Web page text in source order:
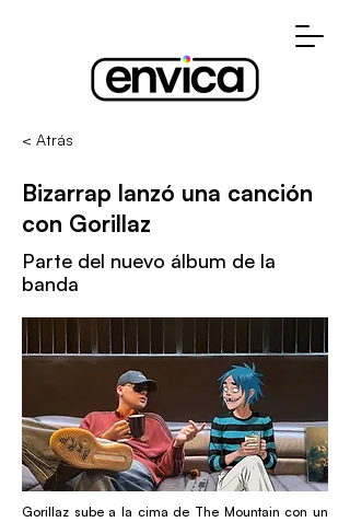
< Atrás
Bizarrap lanzó una canción
con Gorillaz
Parte del nuevo álbum de la
banda
Gorillaz sube a la cima de The Mountain con un